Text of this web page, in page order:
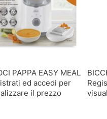
PAPPA EASY MEAL
ed accedi per
il prezzo